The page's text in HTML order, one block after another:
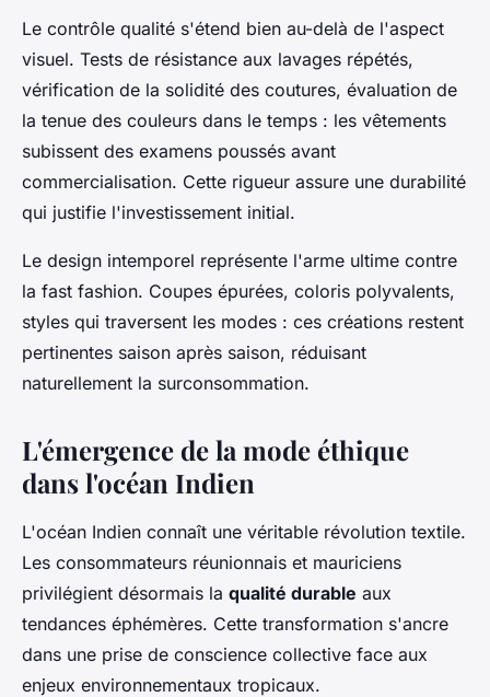
Le contrôle qualité s'étend bien au-delà de l'aspect
visuel. Tests de résistance aux lavages répétés,
vérification de la solidité des coutures, évaluation de
la tenue des couleurs dans le temps : les vêtements
subissent des examens poussés avant
commercialisation. Cette rigueur assure une durabilité
qui justifie l'investissement initial.
Le design intemporel représente l'arme ultime contre
la fast fashion. Coupes épurées, coloris polyvalents,
styles qui traversent les modes : ces créations restent
pertinentes saison après saison, réduisant
naturellement la surconsommation.
L'émergence de la mode éthique
dans l'océan Indien
L'océan Indien connaît une véritable révolution textile.
Les consommateurs réunionnais et mauriciens
privilégient désormais la qualité durable aux
tendances éphémères. Cette transformation s'ancre
dans une prise de conscience collective face aux
enjeux environnementaux tropicaux.